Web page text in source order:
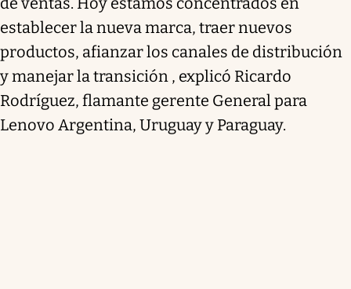
establecer la nueva marca, traer nuevos
productos, afianzar los canales de distribución
y manejar la transición , explicó Ricardo
Rodríguez, flamante gerente General para
Lenovo Argentina, Uruguay y Paraguay.